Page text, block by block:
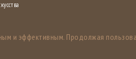
и эффективным. Продолжая